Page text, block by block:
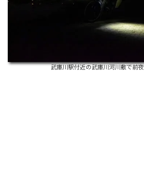
武庫川駅付近の武庫川河川敷で前